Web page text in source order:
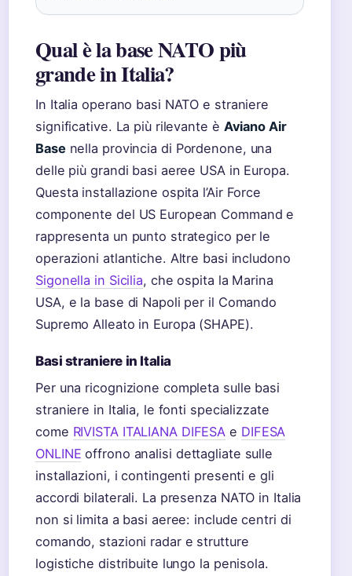
Qual è la base NATO più
grande in Italia?
In Italia operano basi NATO e straniere
significative. La più rilevante è Aviano Air
Basenella provincia di Pordenone, una
delle più grandi basi aeree USA in Europa.
Questa installazione ospita l’Air Force
componente del US European Command e
rappresenta un punto strategico per le
operazioni atlantiche. Altre basi includono
Sigonella in Sicilia, che ospita la Marina
USA, e la base di Napoli per il Comando
Supremo Alleato in Europa (SHAPE).
Basi straniere in Italia
Per una ricognizione completa sulle basi
straniere in Italia, le fonti specializzate
come RIVISTA ITALIANA DIFESA e DIFESA
ONLINE offrono analisi dettagliate sulle
installazioni, i contingenti presenti e gli
accordi bilaterali. La presenza NATO in Italia
non si limita a basi aeree: include centri di
comando, stazioni radar e strutture
logistiche distribuite lungo la penisola.